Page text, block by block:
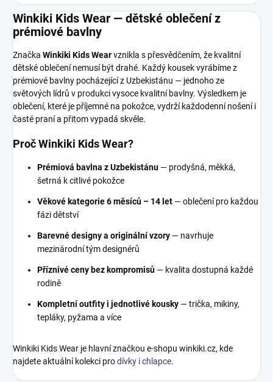
Winkiki Kids Wear — dětské oblečení z
prémiové bavlny
Značka Winkiki Kids Wearvznikla s přesvědčením, že kvalitní
dětské oblečení nemusí být drahé. Každý kousek vyrábíme z
prémiové bavlny pocházející z Uzbekistánu — jednoho ze
světových lídrů v produkci vysoce kvalitní bavlny. Výsledkem je
oblečení, které je příjemné na pokožce, vydrží každodenní nošení i
časté praní a přitom vypadá skvěle.
Proč Winkiki Kids Wear?
Prémiová bavlna z Uzbekistánu — prodyšná, měkká,
šetrná k citlivé pokožce
Věkové kategorie 6 měsíců – 14 let — oblečení pro každou
fázi dětství
Barevné designy a originální vzory — navrhuje
mezinárodní tým designérů
Příznivé ceny bez kompromisů — kvalita dostupná každé
rodině
Kompletní outfity i jednotlivé kousky — trička, mikiny,
tepláky, pyžama a více
Winkiki Kids Wear je hlavní značkou e-shopu winkiki.cz, kde
najdete aktuální kolekci prodívky i chlapce.